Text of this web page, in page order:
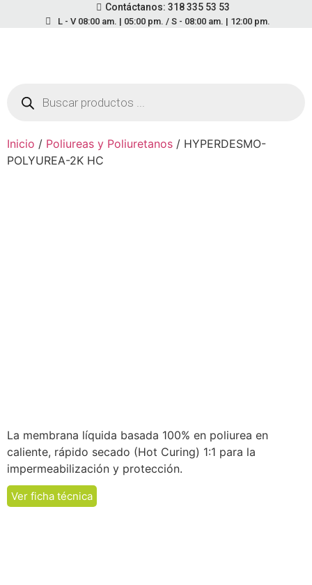
Contáctanos: 318 335 53 53
L - V 08:00 am. | 05:00 pm. / S - 08:00 am. | 12:00 pm.
Inicio / Poliureas y Poliuretanos / HYPERDESMO-
POLYUREA-2K HC
La membrana líquida basada 100% en poliurea en
caliente, rápido secado (Hot Curing) 1:1 para la
impermeabilización y protección.
Ver ficha técnica